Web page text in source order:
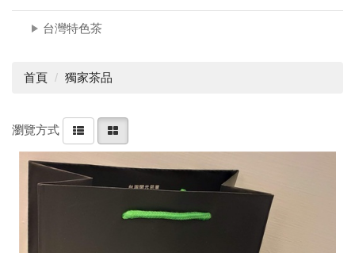
台灣特色茶
首頁 獨家茶品
瀏覽方式